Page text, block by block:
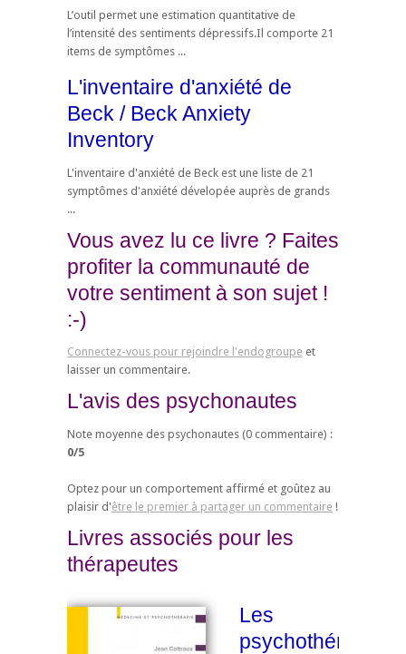
L’outil permet une estimation quantitative de
l’intensité des sentiments dépressifs.Il comporte 21
items de symptômes ...
L'inventaire d'anxiété de
Beck / Beck Anxiety
Inventory
L'inventaire d'anxiété de Beck est une liste de 21
symptômes d'anxiété dévelopée auprès de grands
...
Vous avez lu ce livre ? Faites
profiter la communauté de
votre sentiment à son sujet !
:-)
Connectez-vous pour rejoindre l'endogroupe et
laisser un commentaire.
L'avis des psychonautes
Note moyenne des psychonautes (0 commentaire) :
0/5
Optez pour un comportement affirmé et goûtez au
plaisir d'être le premier à partager un commentaire !
Livres associés pour les
thérapeutes
Les
psychothérapies